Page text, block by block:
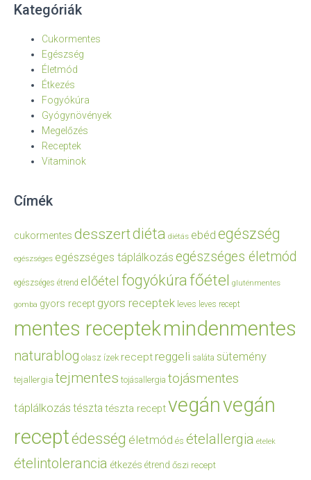
Kategóriák
Cukormentes
Egészség
Életmód
Étkezés
Fogyókúra
Gyógynövények
Megelőzés
Receptek
Vitaminok
Címék
cukormentes desszertdiéta diétás ebéd egészség
egészséges egészséges táplálkozás egészséges életmód
egészséges étrend előétel fogyókúrafőétel gluténmentes
gomba gyors recept gyors receptek leves leves recept
mentes receptekmindenmentes
naturablog olasz ízek recept reggeli saláta sütemény
tejallergia tejmentes tojásallergia tojásmentes
táplálkozás tészta tészta receptvegánvegán
receptédesség életmód és ételallergia ételek
ételintolerancia étkezés étrend őszi recept